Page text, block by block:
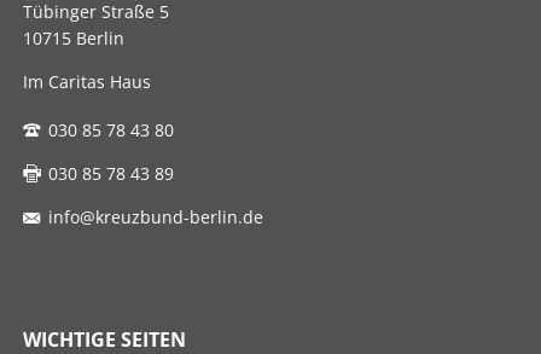
Tübinger Straße 5
10715 Berlin
Im Caritas Haus
030 85 78 43 80
030 85 78 43 89
info@kreuzbund-berlin.de
WICHTIGE SEITEN